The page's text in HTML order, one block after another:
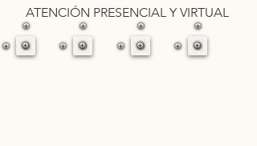
ATENCIÓN PRESENCIAL Y VIRTUAL